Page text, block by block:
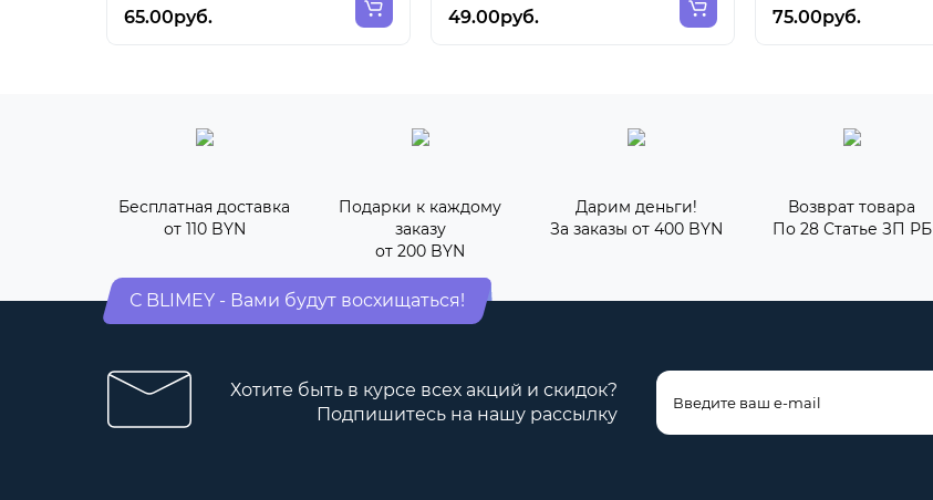
65.00руб. 49.00руб. 75.00руб.
Бесплатная доставка
от 110 BYN
Подарки к каждому
заказу
от 200 BYN
Дарим деньги!
За заказы от 400 BYN
Возврат товара
По 28 Статье ЗП РБ
С BLIMEY - Вами будут восхищаться!
Хотите быть в курсе всех акций и скидок?
Подпишитесь на нашу рассылку